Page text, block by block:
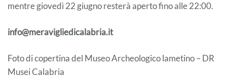
mentre giovedì 22 giugno resterà aperto fino alle 22:00.
info@meravigliedicalabria.it
Foto di copertina del Museo Archeologico lametino – DR
Musei Calabria